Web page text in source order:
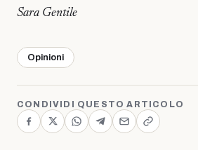
Sara Gentile
Opinioni
CONDIVIDI QUESTO ARTICOLO